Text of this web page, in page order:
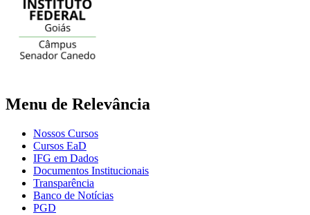
Menu de Relevância
Nossos Cursos
Cursos EaD
IFG em Dados
Documentos Institucionais
Transparência
Banco de Notícias
PGD